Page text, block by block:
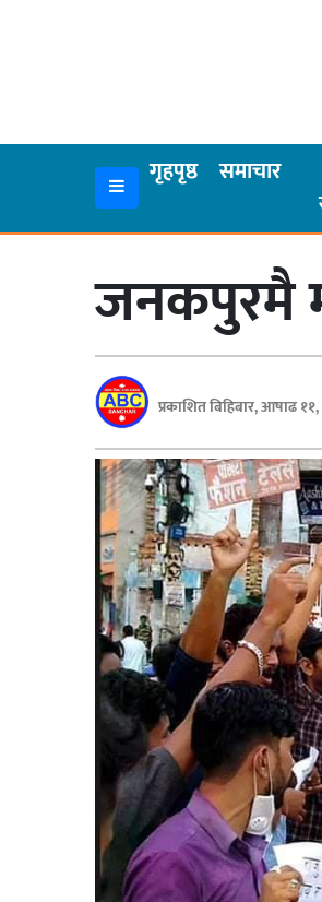
गृहपृष्ठ समाचार
समाचार
जनकपुरमै
प्रकाशित बिहिबार, आषाढ